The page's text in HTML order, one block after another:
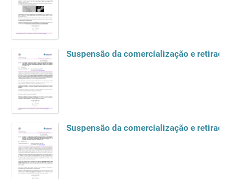
Suspensão da comercialização e
Suspensão da comercialização e